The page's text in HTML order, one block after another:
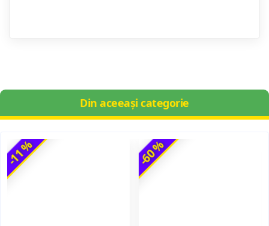
Din aceeași categorie
-11 % -60 %